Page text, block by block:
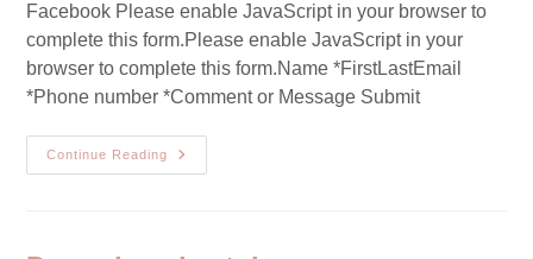
Facebook Please enable JavaScript in your browser to
complete this form.Please enable JavaScript in your
browser to complete this form.Name *FirstLastEmail
*Phone number *Comment or Message Submit
Continue Reading